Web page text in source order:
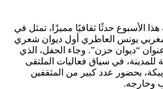
الأسبوع حدثًا ثقافيًا مميزًا، تمثل في
يونس العاطري أول ديوان شعري
“ديوان حزن”. وجاء الحفل، الذي
للمدينة، في سياق فعاليات الملتقى
بحضور عدد كبير من المثقفين
وخارجه.